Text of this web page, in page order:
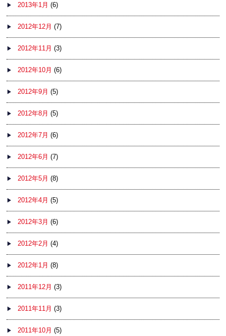
2013年1月 (6)
2012年12月 (7)
2012年11月 (3)
2012年10月 (6)
2012年9月 (5)
2012年8月 (5)
2012年7月 (6)
2012年6月 (7)
2012年5月 (8)
2012年4月 (5)
2012年3月 (6)
2012年2月 (4)
2012年1月 (8)
2011年12月 (3)
2011年11月 (3)
2011年10月 (5)